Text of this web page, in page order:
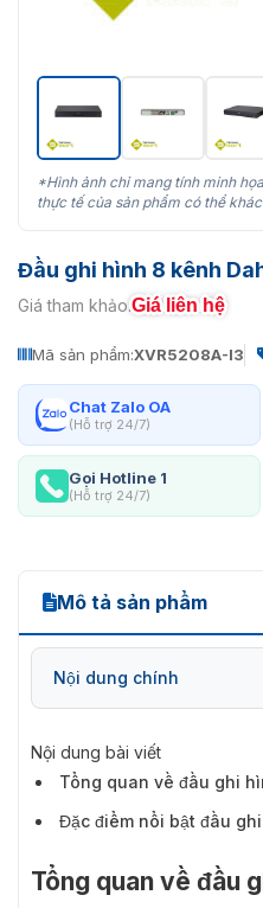
*Hình ảnh chỉ mang tính minh
thực tế của sản phẩm có thể
Đầu ghi hình 8 kênh
Giá tham khảo:Giá liên hệ
Mã sản phẩm:XVR5208A-I3
Chat Zalo OA
(Hỗ trợ 24/7)
Gọi Hotline 1
(Hỗ trợ 24/7)
Mô tả sản phẩm
Nội dung chính
Nội dung bài viết
Tổng quan về đầu ghi
Đặc điểm nổi bật đầu
Tổng quan về đầu